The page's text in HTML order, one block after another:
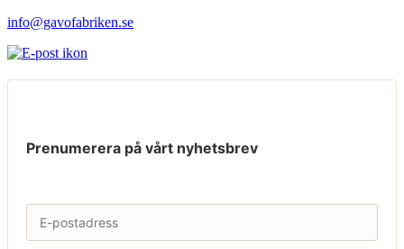
info@gavofabriken.se
Prenumerera på vårt nyhetsbrev